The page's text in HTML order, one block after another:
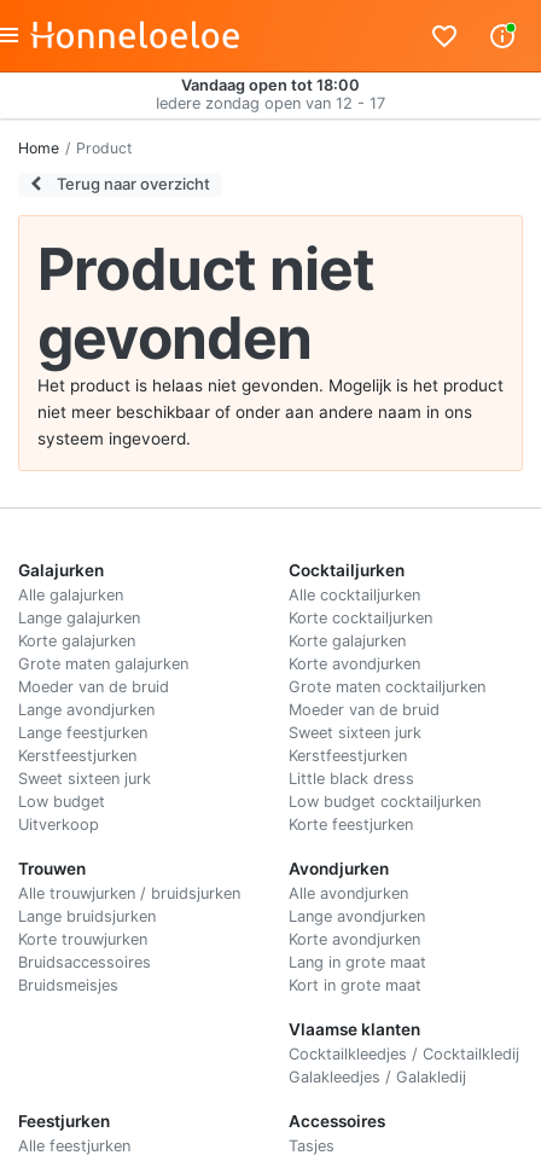
Vandaag open tot 18:00
Iedere zondag open van 12 - 17
Home Product
Terug naar overzicht
Product niet
gevonden
Het product is helaas niet gevonden. Mogelijk is het product
niet meer beschikbaar of onder aan andere naam in ons
systeem ingevoerd.
Galajurken
Alle galajurken
Lange galajurken
Korte galajurken
Grote maten galajurken
Moeder van de bruid
Lange avondjurken
Lange feestjurken
Kerstfeestjurken
Sweet sixteen jurk
Low budget
Uitverkoop
Trouwen
Alle trouwjurken / bruidsjurken
Lange bruidsjurken
Korte trouwjurken
Bruidsaccessoires
Bruidsmeisjes
Cocktailjurken
Alle cocktailjurken
Korte cocktailjurken
Korte galajurken
Korte avondjurken
Grote maten cocktailjurken
Moeder van de bruid
Sweet sixteen jurk
Kerstfeestjurken
Little black dress
Low budget cocktailjurken
Korte feestjurken
Avondjurken
Alle avondjurken
Lange avondjurken
Korte avondjurken
Lang in grote maat
Kort in grote maat
Vlaamse klanten
Cocktailkleedjes / Cocktailkledij
Galakleedjes / Galakledij
Feestjurken
Alle feestjurken
Accessoires
Tasjes